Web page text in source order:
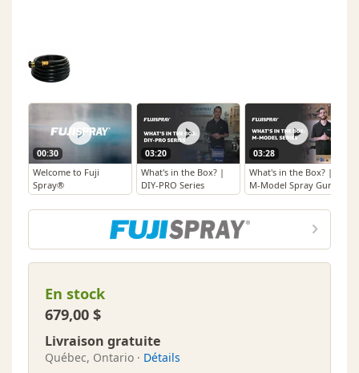
00:30
Welcome to Fuji
Spray®
03:20
What's in the Box? |
DIY-PRO Series
03:28
What's in the Box? |
M-Model Spray Gun
En stock
679,00 $
Livraison gratuite
Québec, Ontario · Détails